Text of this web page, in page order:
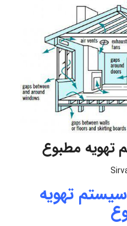
تهویه مطبوع
تهویه